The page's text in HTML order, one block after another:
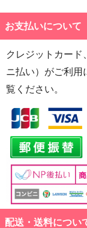
お支払いについて
クレジットカード
ニ払い）がご利用
覧ください。
配送・送料につい